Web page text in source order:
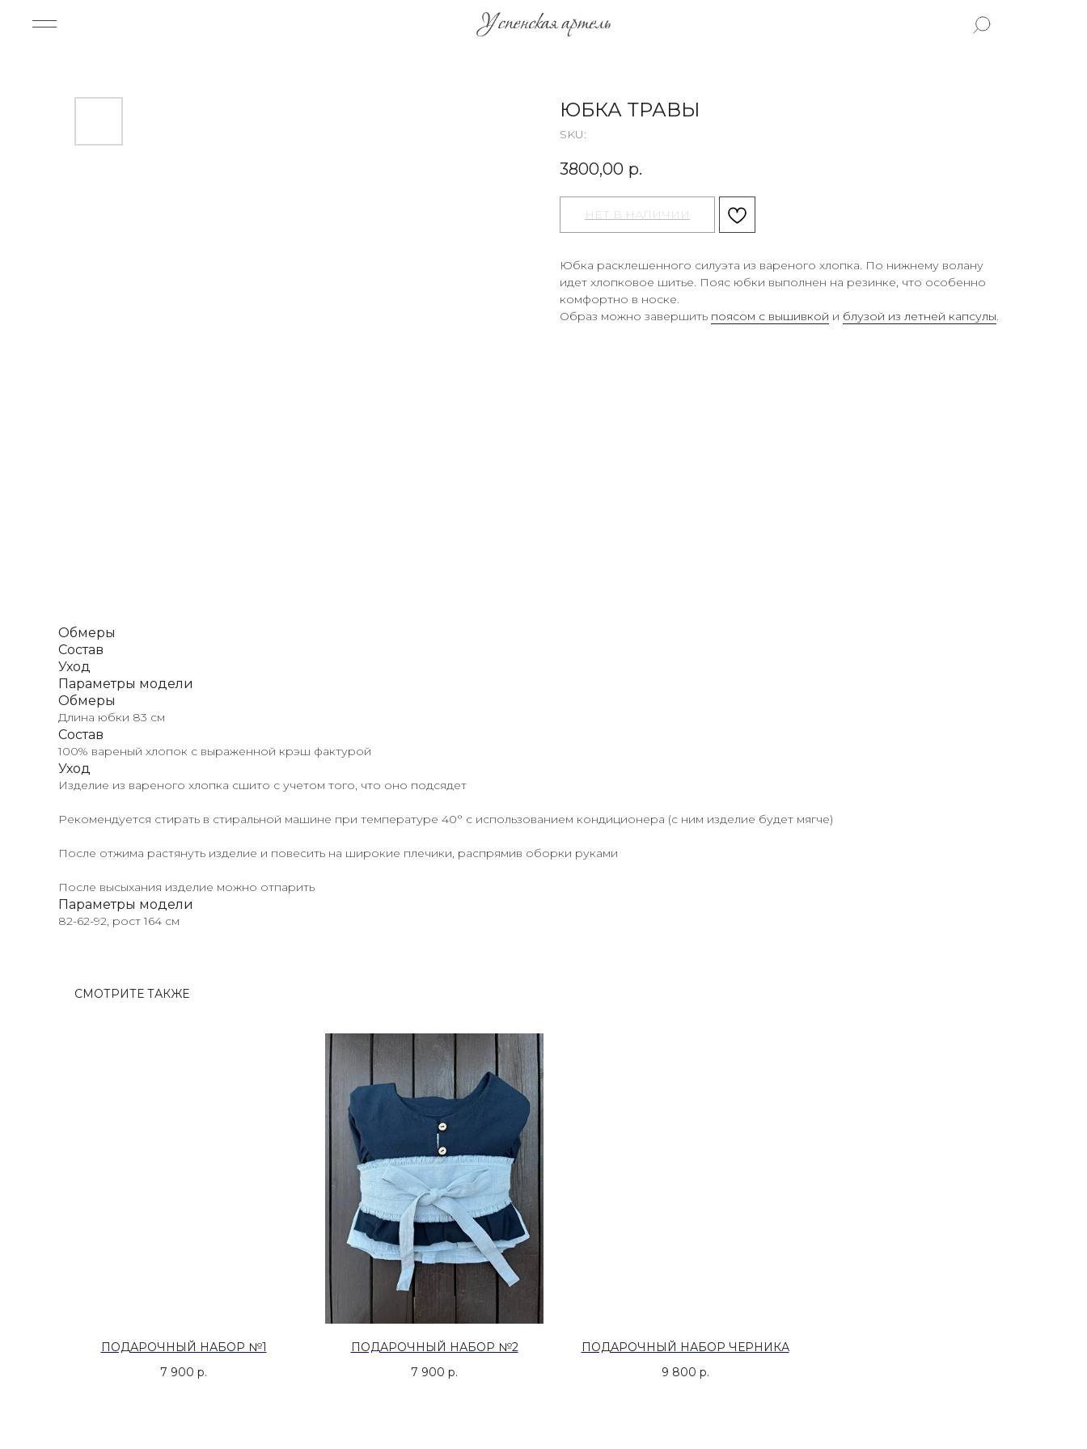
ЮБКА ТРАВЫ
SKU:
3800,00 р.
Юбка расклешенного силуэта из вареного хлопка. По нижнему волану
идет хлопковое шитье. Пояс юбки выполнен на резинке, что особенно
комфортно в носке.
Образ можно завершить поясом с вышивкой и блузой из летней капсулы.
Обмеры
Состав
Уход
Параметры модели
Обмеры
Длина юбки 83 см
Состав
100% вареный хлопок с выраженной крэш фактурой
Уход
Изделие из вареного хлопка сшито с учетом того, что оно подсядет
Рекомендуется стирать в стиральной машине при температуре 40° с использованием кондиционера (с ним изделие будет мягче)
После отжима растянуть изделие и повесить на широкие плечики, распрямив оборки руками
После высыхания изделие можно отпарить
Параметры модели
82-62-92, рост 164 см
СМОТРИТЕ ТАКЖЕ
ПОДАРОЧНЫЙ НАБОР №1
7 900 р.
ПОДАРОЧНЫЙ НАБОР №2
7 900 р.
ПОДАРОЧНЫЙ НАБОР ЧЕРНИКА
9 800 р.